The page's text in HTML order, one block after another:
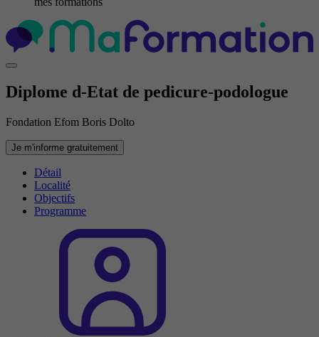
Diplome d-Etat de pedicure-podologue
Fondation Efom Boris Dolto
Je m'informe gratuitement
Détail
Localité
Objectifs
Programme